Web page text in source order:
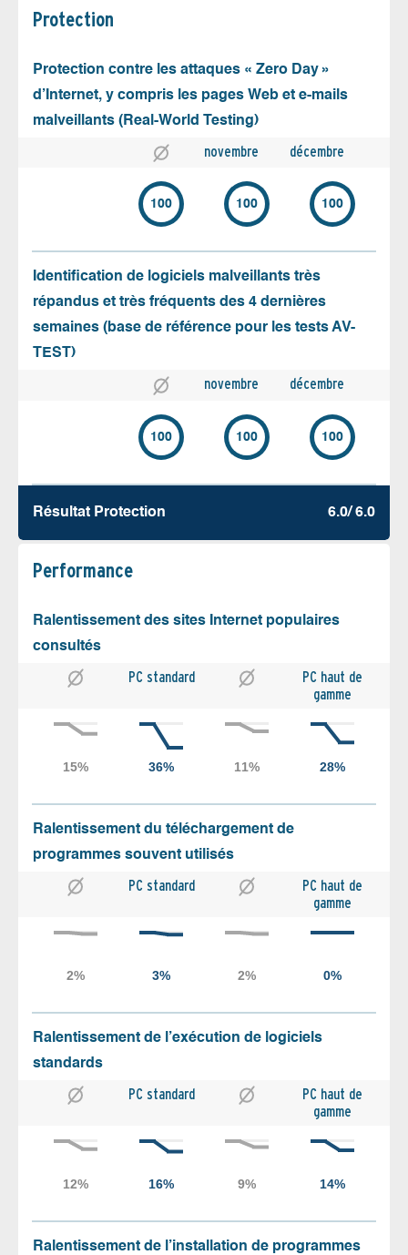
Protection
Protection contre les attaques « Zero Day »
d’Internet, y compris les pages Web et e-mails
malveillants (Real-World Testing)
novembre décembre
100 100 100
Identification de logiciels malveillants très
répandus et très fréquents des 4 dernières
semaines (base de référence pour les tests AV-
TEST)
novembre décembre
100 100 100
Résultat Protection 6.0/ 6.0
Performance
Ralentissement des sites Internet populaires
consultés
PC standard
PC haut de
gamme
Ralentissement du téléchargement de
programmes souvent utilisés
PC standard
PC haut de
gamme
Ralentissement de l’exécution de logiciels
standards
PC standard
PC haut de
gamme
Ralentissement de l’installation de programmes